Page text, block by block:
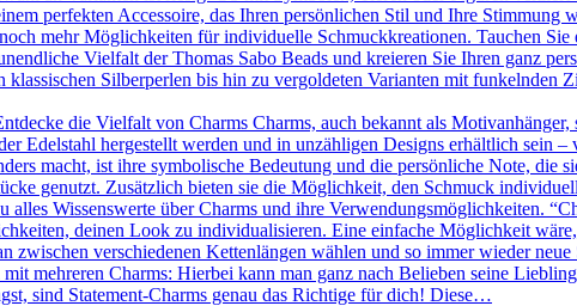
perfekten Accessoire, das Ihren persönlichen Stil und Ihre Stimmung
mehr Möglichkeiten für individuelle Schmuckkreationen. Tauchen Sie
Vielfalt der Thomas Sabo Beads und kreieren Sie Ihren ganz
Silberperlen bis hin zu vergoldeten Varianten mit funkelnden
die Vielfalt von Charms Charms, auch bekannt als Motivanhänger,
Edelstahl hergestellt werden und in unzähligen Designs erhältlich sein
macht, ist ihre symbolische Bedeutung und die persönliche Note, die
genutzt. Zusätzlich bieten sie die Möglichkeit, den Schmuck
alles Wissenswerte über Charms und ihre Verwendungsmöglichkeiten.
deinen Look zu individualisieren. Eine einfache Möglichkeit
zwischen verschiedenen Kettenlängen wählen und so immer wieder
mehreren Charms: Hierbei kann man ganz nach Belieben seine
sind Statement-Charms genau das Richtige für dich! Diese…